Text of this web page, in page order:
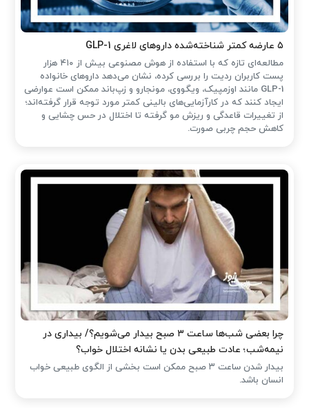
۵ عارضه کمتر شناخته‌شده داروهای لاغری GLP-1
مطالعه‌ای تازه که با استفاده از هوش مصنوعی بیش از ۴۱۰ هزار
پست کاربران ردیت را بررسی کرده، نشان می‌دهد داروهای خانواده
GLP-1 مانند اوزمپیک، ویگووی، مونجارو و زپ‌باند ممکن است عوارضی
ایجاد کنند که در کارآزمایی‌های بالینی کمتر مورد توجه قرار گرفته‌اند؛
از تغییرات قاعدگی و ریزش مو گرفته تا اختلال در حس چشایی و
کاهش حجم چربی صورت.
چرا بعضی شب‌ها ساعت ۳ صبح بیدار می‌شویم؟/ بیداری در
نیمه‌شب؛ عادت طبیعی بدن یا نشانه اختلال خواب؟
بیدار شدن ساعت ۳ صبح ممکن است بخشی از الگوی طبیعی خواب
انسان باشد.